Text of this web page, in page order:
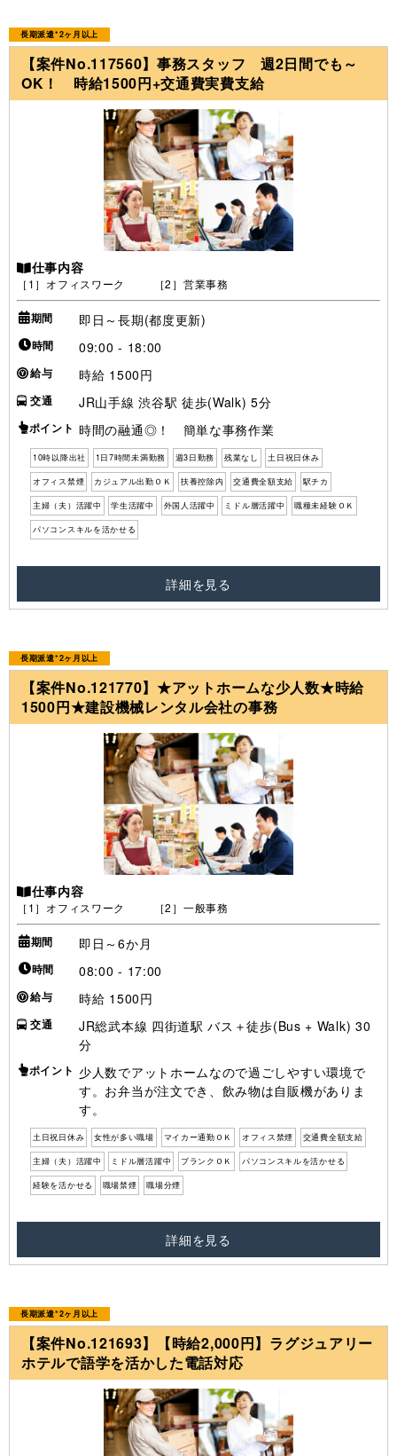
長期派遣*2ヶ月以上
【案件No.117560】事務スタッフ 週2日間でも～
OK！ 時給1500円+交通費実費支給
仕事内容
［1］オフィスワーク ［2］営業事務
期間 即日～長期(都度更新)
時間 09:00 - 18:00
給与 時給 1500円
交通 JR山手線 渋谷駅 徒歩(Walk) 5分
ポイント 時間の融通◎！ 簡単な事務作業
10時以降出社 1日7時間未満勤務 週3日勤務 残業なし 土日祝日休み
オフィス禁煙 カジュアル出勤ＯＫ 扶養控除内 交通費全額支給 駅チカ
主婦（夫）活躍中 学生活躍中 外国人活躍中 ミドル層活躍中 職種未経験ＯＫ
パソコンスキルを活かせる
詳細を見る
長期派遣*2ヶ月以上
【案件No.121770】★アットホームな少人数★時給
1500円★建設機械レンタル会社の事務
仕事内容
［1］オフィスワーク ［2］一般事務
期間 即日～6か月
時間 08:00 - 17:00
給与 時給 1500円
交通
JR総武本線 四街道駅 バス＋徒歩(Bus + Walk) 30
分
ポイント 少人数でアットホームなので過ごしやすい環境で
す。お弁当が注文でき、飲み物は自販機がありま
す。
土日祝日休み 女性が多い職場 マイカー通勤ＯＫ オフィス禁煙 交通費全額支給
主婦（夫）活躍中 ミドル層活躍中 ブランクＯＫ パソコンスキルを活かせる
経験を活かせる 職場禁煙 職場分煙
詳細を見る
長期派遣*2ヶ月以上
【案件No.121693】【時給2,000円】ラグジュアリー
ホテルで語学を活かした電話対応